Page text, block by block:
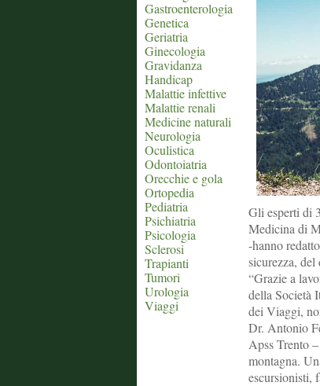
Gastroenterologia
Genetica
Geriatria
Ginecologia
Gravidanza
Handicap
Malattie infettive
Malattie renali
Medicine naturali
Neurologia
Oculistica
Odontoiatria
Orecchie e gola
Ortopedia
Pediatria
Psichiatria
Psicologia
Sclerosi
Trapianti
Tumori
Urologia
Viaggi
Gli esperti di
Medicina di
-hanno
sicurezza,
“Grazie a
della Società
dei Viaggi,
Dr. Antonio
Apss Trento
montagna.
escursionisti,